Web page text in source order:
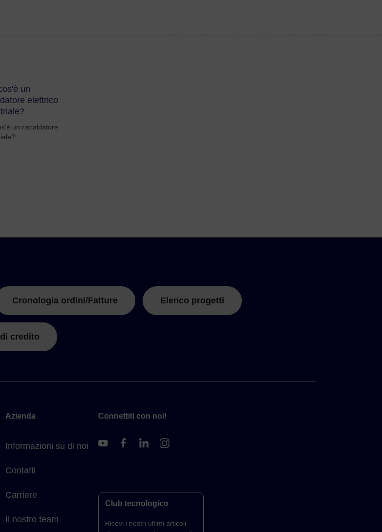
un
elettrico
un riscaldatore
Cronologia ordini/Fatture Elenco progetti
credito
Azienda
Informazioni su di noi
Contatti
Carriere
Il nostro team
Connettiti con noi!
Club tecnologico
Ricevi i nostri ultimi articoli